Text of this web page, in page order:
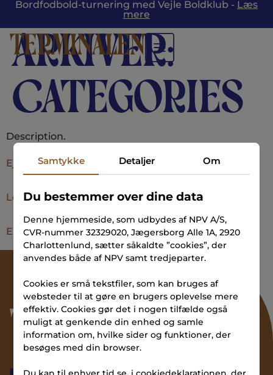
Bordfodbold-turnering med Vejle Boldklub - Læs
mere
Arkiver:
Categories
Description.
Ejerboliger
Lejeboliger
Erhvervslejemål
Samtykke Detaljer Om
Du bestemmer over dine data
Denne hjemmeside, som udbydes af NPV A/S,
CVR-nummer 32329020, Jægersborg Alle 1A, 2920
Charlottenlund, sætter såkaldte ”cookies”, der
anvendes både af NPV samt tredjeparter.
Cookies er små tekstfiler, som kan bruges af
websteder til at gøre en brugers oplevelse mere
effektiv. Cookies gør det i nogen tilfælde også
muligt at genkende din enhed og samle
information om, hvilke sider og funktioner, der
besøges med din browser.